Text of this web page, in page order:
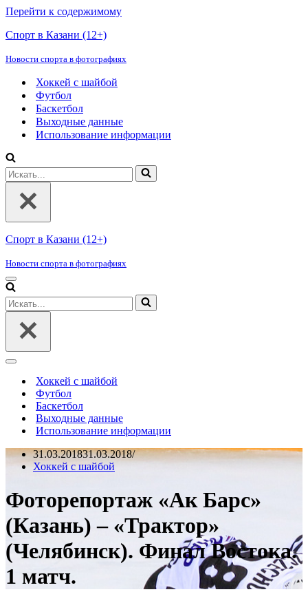
Перейти к содержимому
Спорт в Казани (12+)
Новости спорта в фотографиях
Хоккей с шайбой
Футбол
Баскетбол
Выходные данные
Использование информации
Искать...
Спорт в Казани (12+)
Новости спорта в фотографиях
Меню
навигации
Искать...
Меню
навигацииХоккей с шайбой
Футбол
Баскетбол
Выходные данные
Использование информации
31.03.201831.03.2018
Хоккей с шайбой
Фоторепортаж «Ак Барс»
(Казань) – «Трактор»
(Челябинск). Финал Востока.
1 матч.